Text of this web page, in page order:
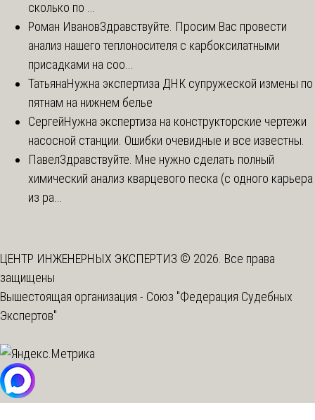
сколько по ...
Роман ИвановЗдравствуйте. Просим Вас провести
анализ нашего теплоносителя с карбоксилатными
присадками на соо...
ТатьянаНужна экспертиза ДНК супружеской измены по
пятнам на нижнем белье
СергейНужна экспертиза на конструкторские чертежи
насосной станции. Ошибки очевидные и все известны.
ПавелЗдравствуйте. Мне нужно сделать полный
химический анализ кварцевого песка (с одного карьера
из ра...
ЦЕНТР ИНЖЕНЕРНЫХ ЭКСПЕРТИЗ © 2026. Все права
защищены
Вышестоящая организация - Союз "Федерация Судебных
Экспертов"